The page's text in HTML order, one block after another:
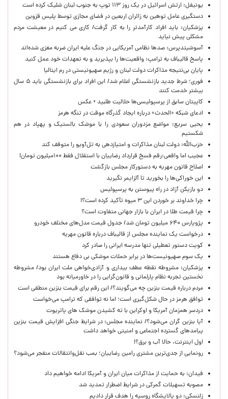
یونیفل: ارتش اسرائیل در یک روز ۱۱۳ توپ به جنوب لبنان شلیک کرده است
دستگیری عامل توهین به زائران اربعین در فضای مجازی توسط پلیس قزوین
پزشکیان: باید افراد کارآمدتر را به کار گرفت/ کاری می کنیم در معیشت مردم
مشکلی پیش نیاید
آسوشیتدپرس: صدها نظامی آمریکایی در جنگ علیه ایران ضربه مغزی شده‌اند
پاسخ قالیباف به ترامپ: واقعیت‌ها را بپذیرید و به تعهدات خود عمل کنید
پایان بی‌نتیجه مذاکرات دولت لبنان و رژیم صهیونیستی در رم ایتالیا
فوری؛ شرط جدید بازنشستگی اعلام شد/ این افراد برای بازنشستگی باید ۵ سال
بیشتر خدمت کنند
کاپیتان سابق از پرسپولیسی‌ها حلالیت طلبید + عکس
ادعای شبکه «الحدث» درباره ایجاد گذرگاه موقت در تنگه هرمز
یحیی سریع: مواضع مزدوران سعودی را با موشک بالستیک و پهپاد در هم
شکستیم
حزب‌الله: دولت لبنان مذاکرات و امتیازدهی به تل‌آویو را متوقف کند
عجیب اما واقعی:رقم فسخ قرارداد رضاییان با استقلال فقط ۱۰۰میلیون تومان!
اصلاح قانون مهریه به دستورکار مجلس بازگشت
این خوراکی‌ها را بخورید تا آلزایمر نگیرید
دو بازیکن آزاد در راه پیوستن به پرسپولیس
چرا خداوند بر خوردن این ۳ میوه تأکید کرده است؟!
چرا قیمت طلا در ایران با بازار جهانی متفاوت است؟
پژوپارس ۶۴۰ میلیون تومان شد/ جدول قیمت مدل‌های مختلف خودرو
درخواست یک نماینده مجلس از قالیباف درباره قانون مهریه
کویت دستور تعطیلی تنها مدرسه ایرانی را صادر کرد
یک‌ سوم صهیونیست‌ها در برابر حملات موشکی بی دفاع هستند
پزشکیان: مشروطه نقطه عطف بیداری و آزادی‌خواهی ملت ایران بود/ مشروطه
نخستین تجربه نظام پارلمانی و قانون‌گرایی را در خاورمیانه بود
مردم درباره قیمت بنزین چه می‌گویند؟/ این رقم برای قیمت بنزین منطقی است
توافق هرمز در حال شکل‌گیری است؛ اما نه توافقی که ترامپ می‌خواست
دردسر همزمان آمریکا و اوکراین با ته کشیدن موشک های پاتریوت
آیا بنزین گران می‌شود؟/ نماینده مجلس: در شرایط جنگی افزایش قیمت بنزین
پیامدهای گسترده اجتماعی و امنیتی خواهد داشت
اول اینترنت، حالا آب و برق؟!
رونمایی از جدی‌ترین مشتری رامین رضاییان؛ بمب نقل‌وانتقالات منفجر می‌شود؟
فیدان: به حمایت از مذاکرات میان ایران و آمریکا ادامه خواهیم داد
مصوبه تسهیلات گمرکی در شرایط اضطرار تمدید شد
زلنسکی: دو پالایشگاه روسیه را هدف قرار دادیم